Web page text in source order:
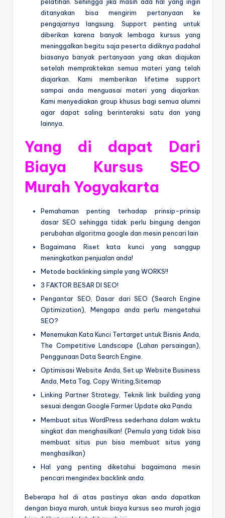
ditanyakan bisa mengirim pertanyaan ke
pengajarnya langsung. Support penting untuk
diberikan karena banyak lembaga kursus yang
meninggalkan begitu saja peserta didiknya padahal
biasanya banyak pertanyaan yang akan diajukan
setelah mempraktekan semua materi yang telah
diajarkan. Kami memberikan lifetime support
sampai anda menguasai materi yang diajarkan.
Kami menyediakan group khusus bagi semua alumni
agar dapat saling berinteraksi satu dan yang
lainnya.
Yang di dapat Dari
Biaya Kursus SEO
Murah Yogyakarta
Pemahaman penting terhadap prinsip-prinsip
dasar SEO sehingga tidak perlu bingung dengan
perubahan algoritma google dan mesin pencari lain
Bagaimana Riset kata kunci yang sanggup
meningkatkan penjualan anda!
Metode backlinking simple yang WORKS!!
3 FAKTOR BESAR DI SEO!
Pengantar SEO, Dasar dari SEO (Search Engine
Optimization), Mengapa anda perlu mengetahui
SEO?
Menemukan Kata Kunci Tertarget untuk Bisnis Anda,
The Competitive Landscape (Lahan persaingan),
Penggunaan Data Search Engine.
Optimisasi Website Anda, Set up Website Business
Anda, Meta Tag, Copy Writing,Sitemap
Linking Partner Strategy, Teknik link building yang
sesuai dengan Google Farmer Update aka Panda
Membuat situs WordPress sederhana dalam waktu
singkat dan menghasilkan! (Pemula yang tidak bisa
membuat situs pun bisa membuat situs yang
menghasilkan)
Hal yang penting diketahui bagaimana mesin
pencari mengindex backlink anda.
Beberapa hal di atas pastinya akan anda dapatkan
dengan biaya murah, untuk biaya kursus seo murah jogja